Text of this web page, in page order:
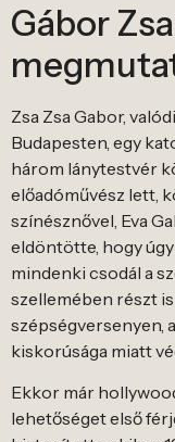
Gábor
Zsa Zsa Gabor,
Budapesten, egy
három lánytestvér
előadóművész lett,
színésznővel, Eva
eldöntötte, hogy
mindenki csodál a
szellemében részt
szépségversenyen,
kiskorúsága miatt
Ekkor már
lehetőséget első